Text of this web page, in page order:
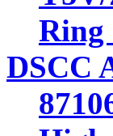
Ring
DSCC